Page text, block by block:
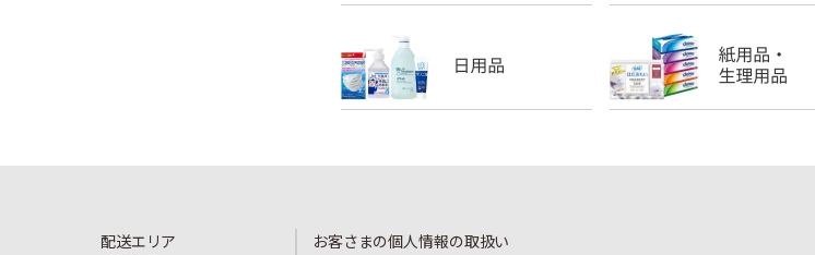
配送エリア
お客さまの個人情報の取扱い